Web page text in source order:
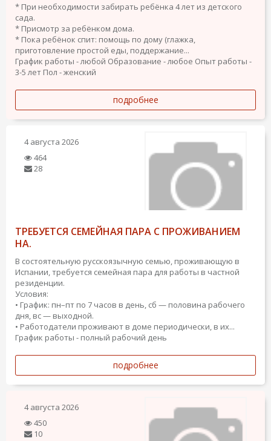
* При необходимости забирать ребёнка 4 лет из детского
сада.
* Присмотр за ребёнком дома.
* Пока ребёнок спит: помощь по дому (глажка,
приготовление простой еды, поддержание...
График работы - любой Образование - любое Опыт работы -
3-5 лет Пол - женский
подробнее
4 августа 2026
464
28
ТРЕБУЕТСЯ СЕМЕЙНАЯ ПАРА С ПРОЖИВАНИЕМ
НА.
В состоятельную русскоязычную семью, проживающую в
Испании, требуется семейная пара для работы в частной
резиденции.
Условия:
• График: пн–пт по 7 часов в день, сб — половина рабочего
дня, вс — выходной.
• Работодатели проживают в доме периодически, в их...
График работы - полный рабочий день
подробнее
4 августа 2026
450
10